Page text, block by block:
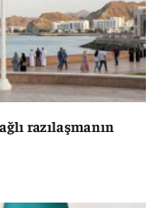
razılaşmanın